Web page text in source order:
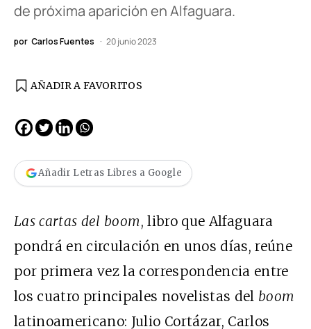
de próxima aparición en Alfaguara.
por Carlos Fuentes 20 junio 2023
AÑADIR A FAVORITOS
Añadir Letras Libres a Google
Las cartas del boom, libro que Alfaguara
pondrá en circulación en unos días, reúne
por primera vez la correspondencia entre
los cuatro principales novelistas del boom
latinoamericano: Julio Cortázar, Carlos